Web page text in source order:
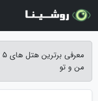
من و تو